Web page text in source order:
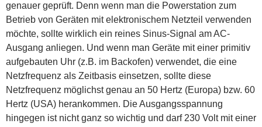
genauer geprüft. Denn wenn man die Powerstation zum
Betrieb von Geräten mit elektronischem Netzteil verwenden
möchte, sollte wirklich ein reines Sinus-Signal am AC-
Ausgang anliegen. Und wenn man Geräte mit einer primitiv
aufgebauten Uhr (z.B. im Backofen) verwendet, die eine
Netzfrequenz als Zeitbasis einsetzen, sollte diese
Netzfrequenz möglichst genau an 50 Hertz (Europa) bzw. 60
Hertz (USA) herankommen. Die Ausgangsspannung
hingegen ist nicht ganz so wichtig und darf 230 Volt mit einer